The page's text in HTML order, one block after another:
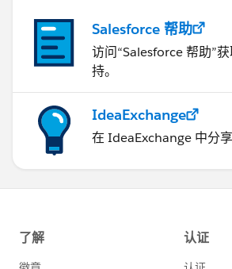
Salesforce 帮助
访问“Salesforce 帮助”
持。
IdeaExchange
在 IdeaExchange 中分享